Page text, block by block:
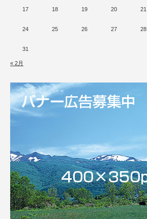
17 18 19 20 21
24 25 26 27 28
31
« 2月